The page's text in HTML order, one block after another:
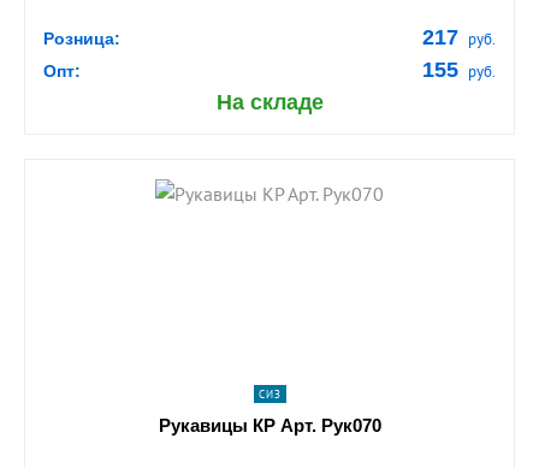
Розница: 217 руб.
Опт: 155 руб.
На складе
shopping_cart В КОРЗИНУ
СИЗ
Рукавицы КР Арт. Рук070